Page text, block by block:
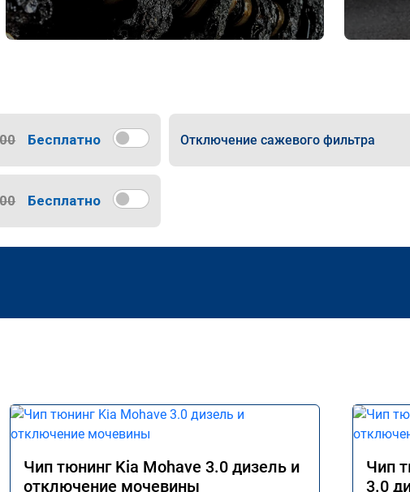
Бесплатно Отключение сажевого фильтра
Бесплатно
Чип тюнинг Kia Mohave 3.0 дизель и
отключение мочевины
Чип
3.0